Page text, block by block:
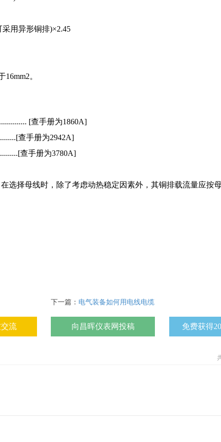
用异形铜排)×2.45
16mm2。
[查手册为1860A]
查手册为2942A]
查手册为3780A]
选择母线时，除了考虑动热稳定因素外，其铜排载流量应按
下一篇： 电气装备如何用电线电缆
流 向昌晖仪表网投稿 免费获得